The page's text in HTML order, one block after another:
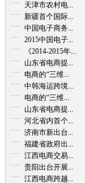
天津市农村电...
新疆首个国际...
中国电子商务...
2015中国电子...
《2014-2015年...
山东省电商提...
电商的“三维...
中韩海运跨境...
电商的“三维...
山东省电商提...
河北省内首个...
济南市新出台...
福建省政府出...
江西电商交易...
贵阳出台开展...
江西电商跨越...